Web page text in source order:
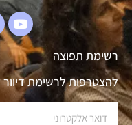
רשימת תפוצה
להצטרפות לרשימת